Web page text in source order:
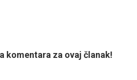
komentara za ovaj članak!